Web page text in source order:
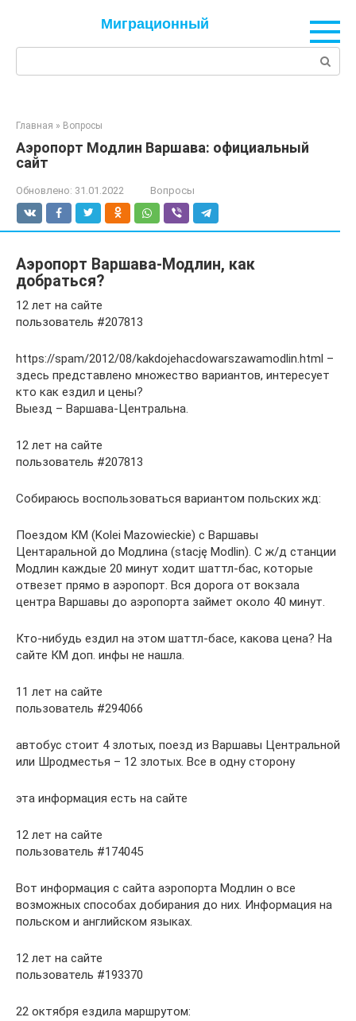
Миграционный
Главная » Вопросы
Аэропорт Модлин Варшава: официальный
сайт
Обновлено: 31.01.2022 Вопросы
Аэропорт Варшава-Модлин, как
добраться?
12 лет на сайте
пользователь #207813
https://spam/2012/08/kakdojehacdowarszawamodlin.html –
здесь представлено множество вариантов, интересует
кто как ездил и цены?
Выезд – Варшава-Центральна.
12 лет на сайте
пользователь #207813
Собираюсь воспользоваться вариантом польских жд:
Поездом КМ (Kolei Mazowieckiе) с Варшавы
Центаральной до Модлина (stację Modlin). С ж/д станции
Модлин каждые 20 минут ходит шаттл-бас, которые
отвезет прямо в аэропорт. Вся дорога от вокзала
центра Варшавы до аэропорта займет около 40 минут.
Кто-нибудь ездил на этом шаттл-басе, какова цена? На
сайте КМ доп. инфы не нашла.
11 лет на сайте
пользователь #294066
автобус стоит 4 злотых, поезд из Варшавы Центральной
или Шродместья – 12 злотых. Все в одну сторону
эта информация есть на сайте
12 лет на сайте
пользователь #174045
Вот информация с сайта аэропорта Модлин о все
возможных способах добирания до них. Информация на
польском и английском языках.
12 лет на сайте
пользователь #193370
22 октября ездила маршрутом: